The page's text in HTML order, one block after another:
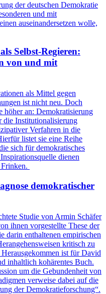
der deutschen Demokratie
und mit
auseinandersetzen wolle,
Selbst-Regieren:
von und mit
als Mittel gegen
ist nicht neu. Doch
höher an: Demokratisierung
die Institutionalisierung
Verfahren in die
listet sie eine Reihe
sich für demokratisches
dienen
demokratischer
Studie von Armin Schäfer
ihnen vorgestellte These der
darin enthaltenen empirischen
kritisch zu
ist für David
inhaltlich kohärentes Buch.
um die Gebundenheit von
verweise dabei auf die
der Demokratieforschung“.